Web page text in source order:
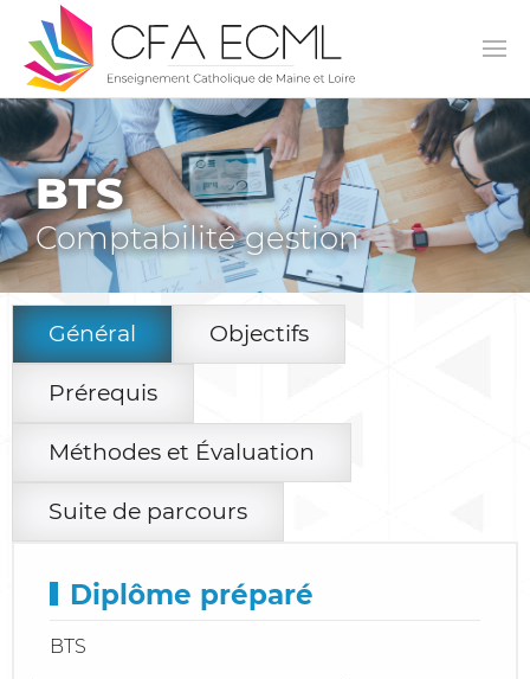
BTS
Comptabilité gestion
Général Objectifs
Prérequis
Méthodes et Évaluation
Suite de parcours
Diplôme préparé
BTS